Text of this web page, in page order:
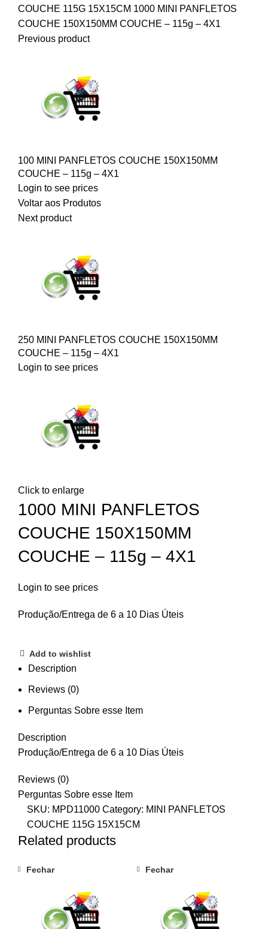
COUCHE 115G 15X15CM 1000 MINI PANFLETOS
COUCHE 150X150MM COUCHE – 115g – 4X1
Previous product
100 MINI PANFLETOS COUCHE 150X150MM
COUCHE – 115g – 4X1
Login to see prices
Voltar aos Produtos
Next product
250 MINI PANFLETOS COUCHE 150X150MM
COUCHE – 115g – 4X1
Login to see prices
Click to enlarge
1000 MINI PANFLETOS
COUCHE 150X150MM
COUCHE – 115g – 4X1
Login to see prices
Produção/Entrega de 6 a 10 Dias Úteis
Add to wishlist
Description
Reviews (0)
Perguntas Sobre esse Item
Description
Produção/Entrega de 6 a 10 Dias Úteis
Reviews (0)
Perguntas Sobre esse Item
SKU: MPD11000 Category: MINI PANFLETOS
COUCHE 115G 15X15CM
Related products
Fechar Fechar